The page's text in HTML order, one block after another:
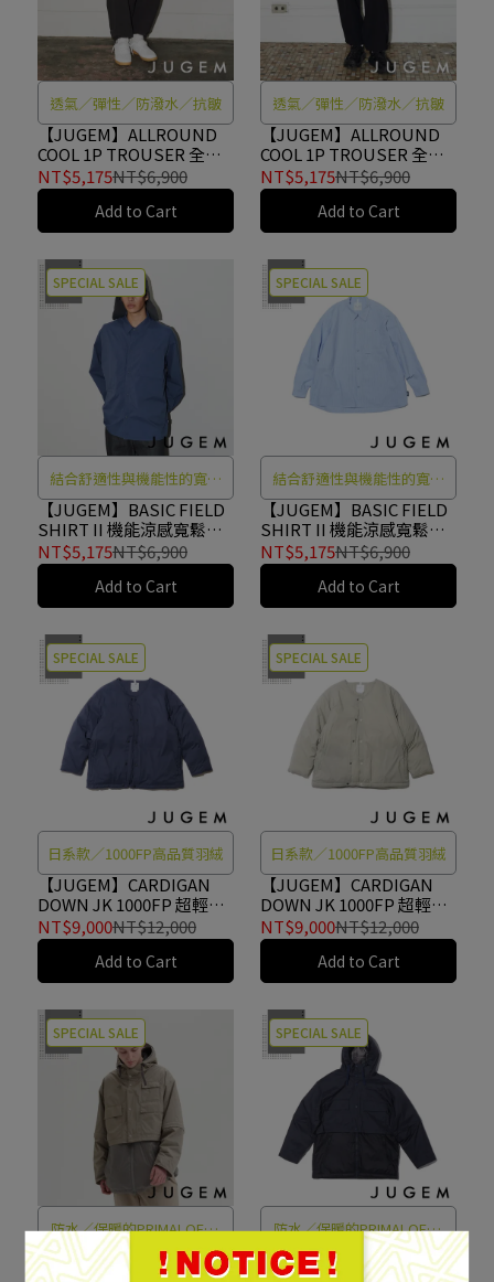
透氣／彈性／防潑水／抗皺
【JUGEM】ALLROUND
COOL 1P TROUSER 全方
位透氣機能寬褲
CHARCOAL #4F130140132
NT$5,175NT$6,900
Add to Cart
透氣／彈性／防潑水／抗皺
【JUGEM】ALLROUND
COOL 1P TROUSER 全方
位透氣機能寬褲 NAVY
#4F130140132
NT$5,175NT$6,900
Add to Cart
SPECIAL SALE
結合舒適性與機能性的寬鬆
襯衫
【JUGEM】BASIC FIELD
SHIRT II 機能涼感寬鬆襯
衫 BLUE #4F130070130
NT$5,175NT$6,900
Add to Cart
SPECIAL SALE
結合舒適性與機能性的寬鬆
襯衫
【JUGEM】BASIC FIELD
SHIRT II 機能涼感寬鬆襯
衫 BLUE STRIPE
#4F130070130
NT$5,175NT$6,900
Add to Cart
SPECIAL SALE
日系款／1000FP高品質羽絨
【JUGEM】CARDIGAN
DOWN JK 1000FP 超輕量
無領頂級羽絨外套 NAVY
#4F920020142
NT$9,000NT$12,000
Add to Cart
SPECIAL SALE
日系款／1000FP高品質羽絨
【JUGEM】CARDIGAN
DOWN JK 1000FP 超輕量
無領頂級羽絨外套 SAGE
#4F920020142
NT$9,000NT$12,000
Add to Cart
SPECIAL SALE
防水／保暖的PRIMALOFT®
Silver
【JUGEM】
SPECIAL SALE
防水／保暖的PRIMALOFT®
Silver
【JUGEM】